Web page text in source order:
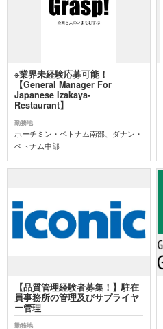
※業界未経験応募可能！
【General Manager For
Japanese Izakaya-
Restaurant】
勤務地
ホーチミン・ベトナム南部、ダナン・
ベトナム中部
【品質管理経験者募集！】駐在
員事務所の管理及びサプライヤ
ー管理
勤務地